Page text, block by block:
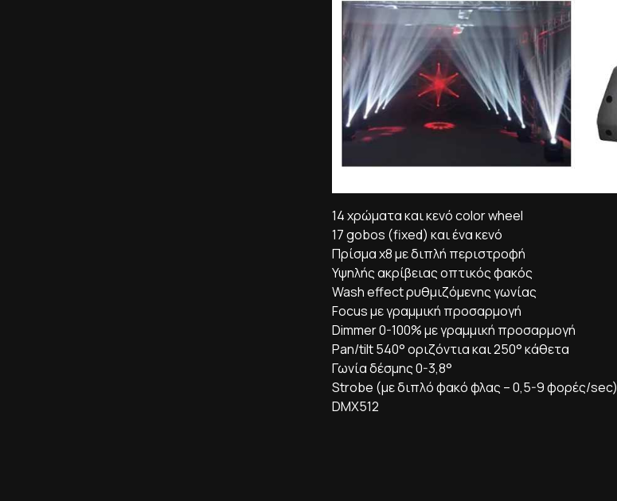
14 χρώματα και κενό color wheel
17 gobos (fixed) και ένα κενό
Πρίσμα x8 με διπλή περιστροφή
Υψηλής ακρίβειας οπτικός φακός
Wash effect ρυθμιζόμενης γωνίας
Focus με γραμμική προσαρμογή
Dimmer 0-100% με γραμμική προσαρμογή
Pan/tilt 540° οριζόντια και 250° κάθετα
Γωνία δέσμης 0-3,8°
Strobe (με διπλό φακό φλας – 0,5-9 φορές/sec)
DMX512